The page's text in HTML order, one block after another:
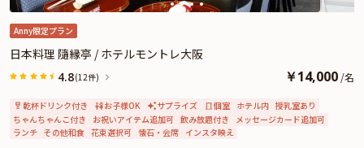
Anny限定プラン
日本料理 隨縁亭 / ホテルモントレ大阪
4.8(12件) ￥14,000 /名
乾杯ドリンク付き お子様OK サプライズ 個室 ホテル内 授乳室あり
ちゃんちゃんこ付き
お祝いアイテム追加可 飲み放題付き
メッセージカード追加可
ランチ その他和食 花束選択可 懐石・会席 インスタ映え